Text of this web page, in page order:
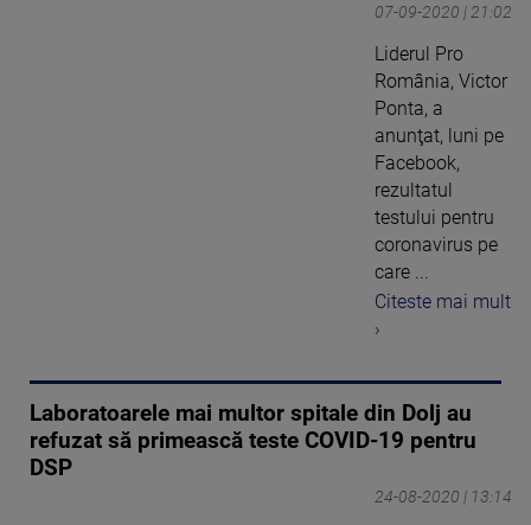
07-09-2020 | 21:02
Liderul Pro
România, Victor
Ponta, a
anunţat, luni pe
Facebook,
rezultatul
testului pentru
coronavirus pe
care ...
Citeste mai mult
›
Laboratoarele mai multor spitale din Dolj au
refuzat să primească teste COVID-19 pentru
DSP
24-08-2020 | 13:14